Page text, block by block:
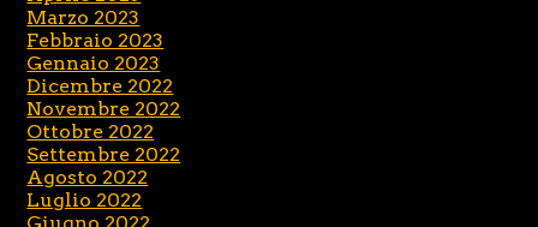
Marzo 2023
Febbraio 2023
Gennaio 2023
Dicembre 2022
Novembre 2022
Ottobre 2022
Settembre 2022
Agosto 2022
Luglio 2022